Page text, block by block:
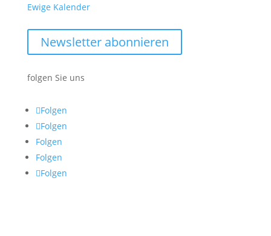
Ewige Kalender
Newsletter abonnieren
folgen Sie uns
Folgen
Folgen
Folgen
Folgen
Folgen